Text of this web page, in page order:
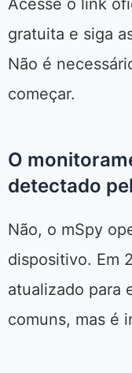
Acesse o link
gratuita e siga
Não é
começar.
O
detectado
Não, o mSpy
dispositivo. Em
atualizado para
comuns, mas é